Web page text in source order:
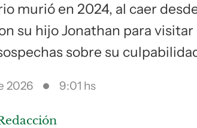
murió en 2024, al caer
su hijo Jonathan para
sobre su
2026 9:01 hs